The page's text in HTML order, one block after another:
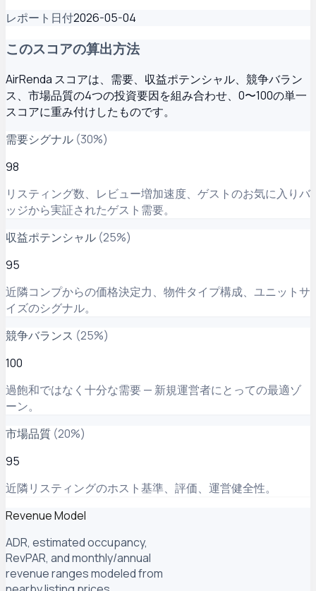
レポート日付2026-05-04
このスコアの算出方法
AirRenda スコアは、需要、収益ポテンシャル、競争バラン
ス、市場品質の4つの投資要因を組み合わせ、0〜100の単一
スコアに重み付けしたものです。
需要シグナル (30%)
98
リスティング数、レビュー増加速度、ゲストのお気に入りバ
ッジから実証されたゲスト需要。
収益ポテンシャル (25%)
95
近隣コンプからの価格決定力、物件タイプ構成、ユニットサ
イズのシグナル。
競争バランス (25%)
100
過飽和ではなく十分な需要 — 新規運営者にとっての最適ゾ
ーン。
市場品質 (20%)
95
近隣リスティングのホスト基準、評価、運営健全性。
Revenue Model
ADR, estimated occupancy,
RevPAR, and monthly/annual
revenue ranges modeled from